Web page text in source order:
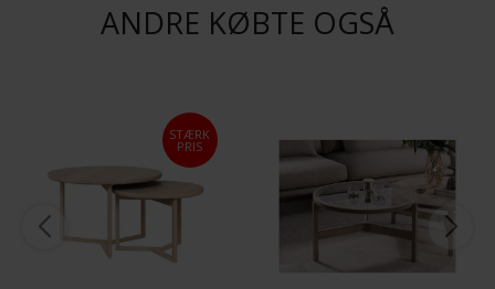
ANDRE KØBTE OGSÅ
STÆRK
PRIS